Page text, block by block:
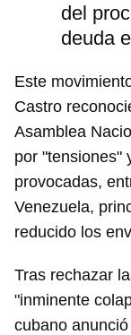
del
deuda
Este
Castro
Asamblea
por "tensiones"
provocadas,
Venezuela,
reducido los
Tras rechazar
"inminente
cubano